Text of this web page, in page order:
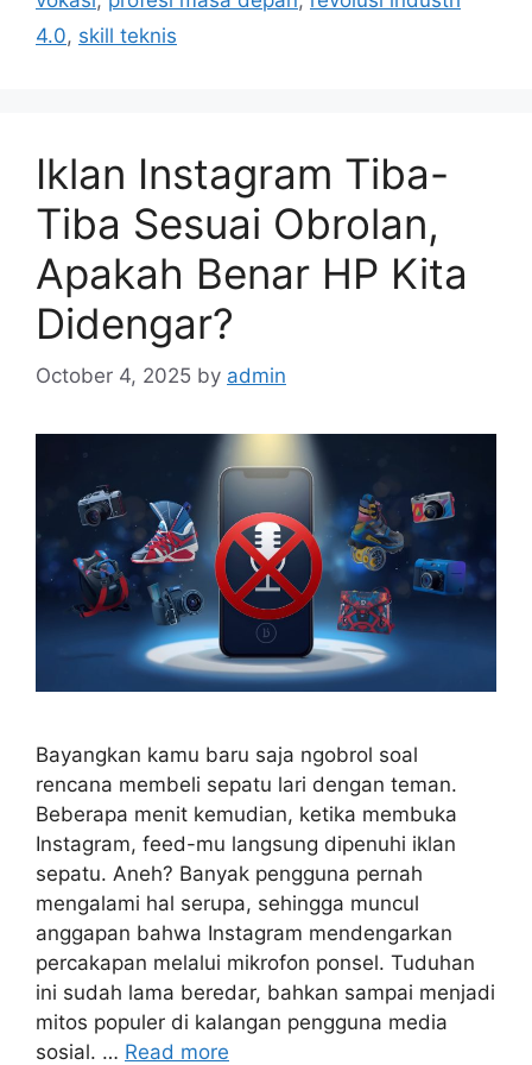
s
4.0, skill teknis
Iklan Instagram Tiba-
Tiba Sesuai Obrolan,
Apakah Benar HP Kita
Didengar?
October 4, 2025 by admin
Bayangkan kamu baru saja ngobrol soal
rencana membeli sepatu lari dengan teman.
Beberapa menit kemudian, ketika membuka
Instagram, feed-mu langsung dipenuhi iklan
sepatu. Aneh? Banyak pengguna pernah
mengalami hal serupa, sehingga muncul
anggapan bahwa Instagram mendengarkan
percakapan melalui mikrofon ponsel. Tuduhan
ini sudah lama beredar, bahkan sampai menjadi
mitos populer di kalangan pengguna media
sosial. … Read more